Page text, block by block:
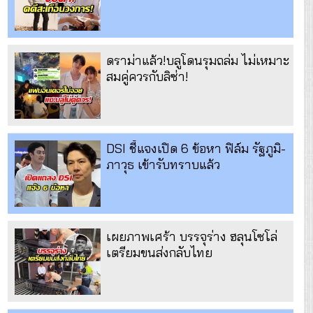
ดราม่าแล้ว!บลูโดนรุมถล่ม ไม่เหมาะ
สมคู่ควรกับลิซ่า!
DSI ชี้แจงเปิด 6 ข้อหา ฟิล์ม รัฐภูมิ-
ภาวุธ เข้ารับทราบแล้ว
เผยภาพเศร้า บรรจุร่าง ฮลุนโซโล่
เตรียมขนส่งกลับไทย